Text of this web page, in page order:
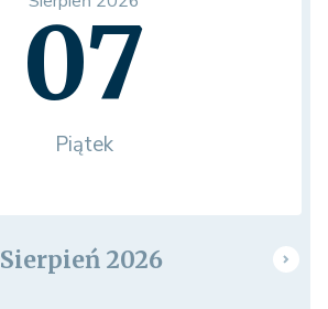
07
Piątek
Sierpień 2026